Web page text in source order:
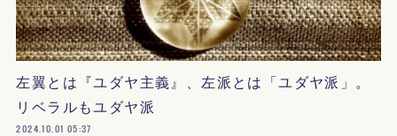
左翼とは『ユダヤ主義』、左派とは「ユダヤ派」。
リベラルもユダヤ派
2024.10.01 05:37